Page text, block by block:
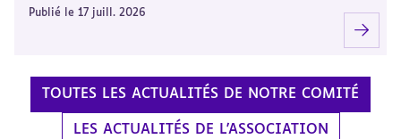
Publié le 17 juill. 2026
TOUTES LES ACTUALITÉS DE NOTRE COMITÉ
LES ACTUALITÉS DE L'ASSOCIATION